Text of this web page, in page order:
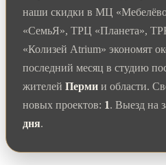
наши скидки в МЦ
«СемьЯ», ТРЦ «Планета»,
«Колизей Atrium» экономят
последний месяц в студию
жителей Перми и области.
новых проектов: 1. Выезд на
дня.